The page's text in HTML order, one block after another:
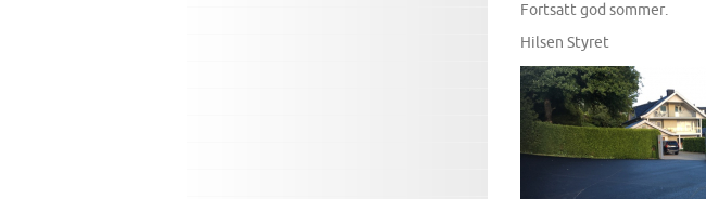
Fortsatt god sommer.
Hilsen Styret